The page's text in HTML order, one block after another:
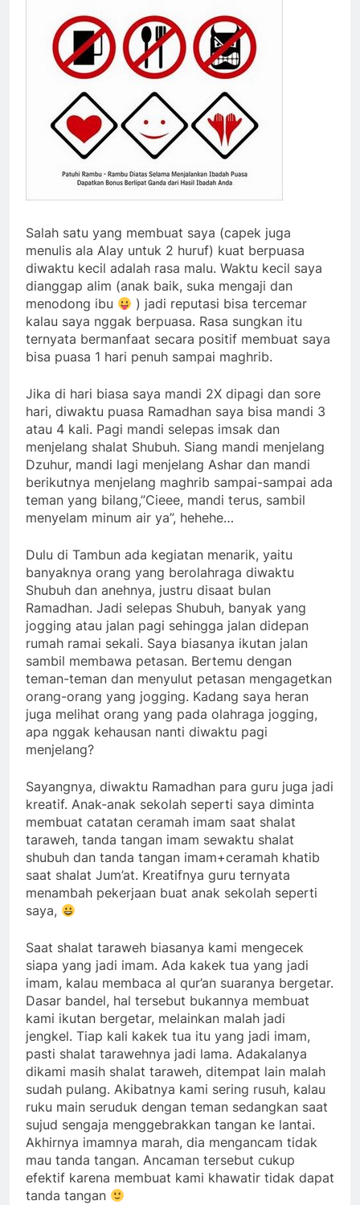
Salah satu yang membuat saya (capek juga
menulis ala Alay untuk 2 huruf) kuat berpuasa
diwaktu kecil adalah rasa malu. Waktu kecil saya
dianggap alim (anak baik, suka mengaji dan
menodong ibu
) jadi reputasi bisa tercemar
kalau saya nggak berpuasa. Rasa sungkan itu
ternyata bermanfaat secara positif membuat saya
bisa puasa 1 hari penuh sampai maghrib.
Jika di hari biasa saya mandi 2X dipagi dan sore
hari, diwaktu puasa Ramadhan saya bisa mandi 3
atau 4 kali. Pagi mandi selepas imsak dan
menjelang shalat Shubuh. Siang mandi menjelang
Dzuhur, mandi lagi menjelang Ashar dan mandi
berikutnya menjelang maghrib sampai-sampai ada
teman yang bilang,”Cieee, mandi terus, sambil
menyelam minum air ya”, hehehe…
Dulu di Tambun ada kegiatan menarik, yaitu
banyaknya orang yang berolahraga diwaktu
Shubuh dan anehnya, justru disaat bulan
Ramadhan. Jadi selepas Shubuh, banyak yang
jogging atau jalan pagi sehingga jalan didepan
rumah ramai sekali. Saya biasanya ikutan jalan
sambil membawa petasan. Bertemu dengan
teman-teman dan menyulut petasan mengagetkan
orang-orang yang jogging. Kadang saya heran
juga melihat orang yang pada olahraga jogging,
apa nggak kehausan nanti diwaktu pagi
menjelang?
Sayangnya, diwaktu Ramadhan para guru juga jadi
kreatif. Anak-anak sekolah seperti saya diminta
membuat catatan ceramah imam saat shalat
taraweh, tanda tangan imam sewaktu shalat
shubuh dan tanda tangan imam+ceramah khatib
saat shalat Jum’at. Kreatifnya guru ternyata
menambah pekerjaan buat anak sekolah seperti
saya,
Saat shalat taraweh biasanya kami mengecek
siapa yang jadi imam. Ada kakek tua yang jadi
imam, kalau membaca al qur’an suaranya bergetar.
Dasar bandel, hal tersebut bukannya membuat
kami ikutan bergetar, melainkan malah jadi
jengkel. Tiap kali kakek tua itu yang jadi imam,
pasti shalat tarawehnya jadi lama. Adakalanya
dikami masih shalat taraweh, ditempat lain malah
sudah pulang. Akibatnya kami sering rusuh, kalau
ruku main seruduk dengan teman sedangkan saat
sujud sengaja menggebrakkan tangan ke lantai.
Akhirnya imamnya marah, dia mengancam tidak
mau tanda tangan. Ancaman tersebut cukup
efektif karena membuat kami khawatir tidak dapat
tanda tangan